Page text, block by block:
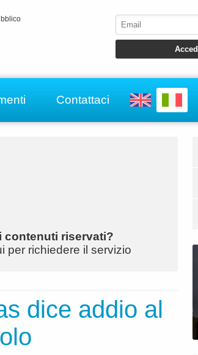
Contattaci
contenuti riservati?
per richiedere il servizio
dice addio al